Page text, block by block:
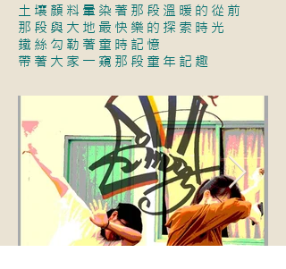
土壤顏料暈染著那段溫暖的從前
那段與大地最快樂的探索時光
鐵絲勾勒著童時記憶
帶著大家一窺那段童年記趣